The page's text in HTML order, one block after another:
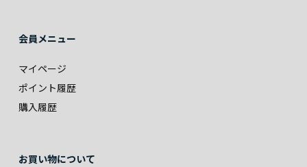
会員メニュー
マイページ
ポイント履歴
購入履歴
お買い物について